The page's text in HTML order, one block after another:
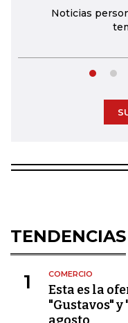
Noticias
TENDENCIAS
1 COMERCIO
Esta es la
"Gustavos" y